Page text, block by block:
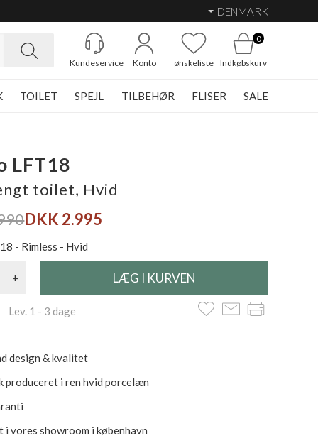
DENMARK
Kundeservice Konto ønskeliste
0
Indkøbskurv
TOILET SPEJL TILBEHØR FLISER SALE
LFT18
toilet, Hvid
DKK 2.995
- Rimless - Hvid
+
1 - 3 dage
design & kvalitet
produceret i ren hvid porcelæn
i vores showroom i københavn